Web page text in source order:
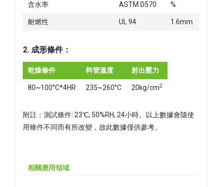
含水率 ASTM D570 %
耐燃性 UL 94 1.6mm
2. 成形條件：
乾燥條件 料管溫度 射出壓力
80~100°C*4HR 235~260°C 20kg/cm2
附註：測試條件: 23℃, 50%RH, 24小時。以上數據會隨使
用條件不同而有所改變，故此數據僅供參考。
相關應用領域